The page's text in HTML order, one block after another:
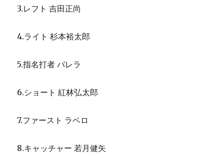
3.レフト 吉田正尚
4.ライト 杉本裕太郎
5.指名打者 バレラ
6.ショート 紅林弘太郎
7.ファースト ラベロ
8.キャッチャー 若月健矢